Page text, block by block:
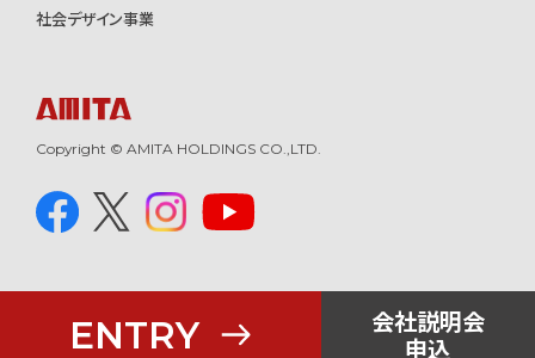
ENTRY
会社説明会
申込
Copyright © AMITA HOLDINGS CO.,LTD.
社会デザイン事業